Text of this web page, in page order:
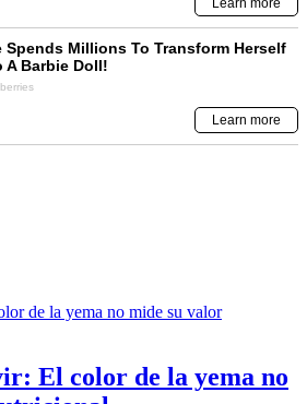
El color de la yema no